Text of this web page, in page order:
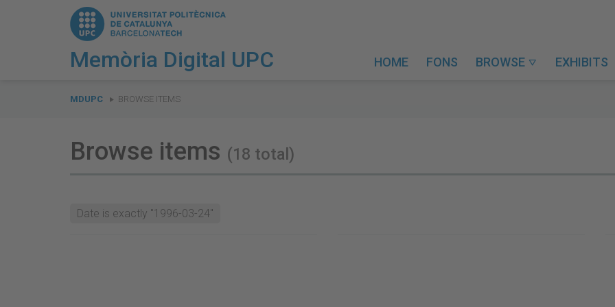
Memòria Digital UPC HOME FONS BROWSE  EXHIBITS
are
MDUPC BROWSE ITEMS
Browse items (18 total)
Date is exactly "1996-03-24"